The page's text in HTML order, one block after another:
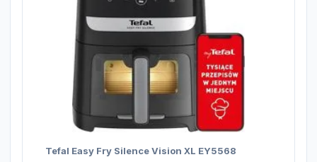
Tefal Easy Fry Silence Vision XL EY5568